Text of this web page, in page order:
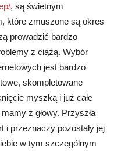
, są świetnym
które zmuszone są okres
prowadzić bardzo
z ciążą. Wybór
jest bardzo
skompletowane
myszką i już całe
z głowy. Przyszła
i przeznaczy pozostały jej
w tym szczególnym